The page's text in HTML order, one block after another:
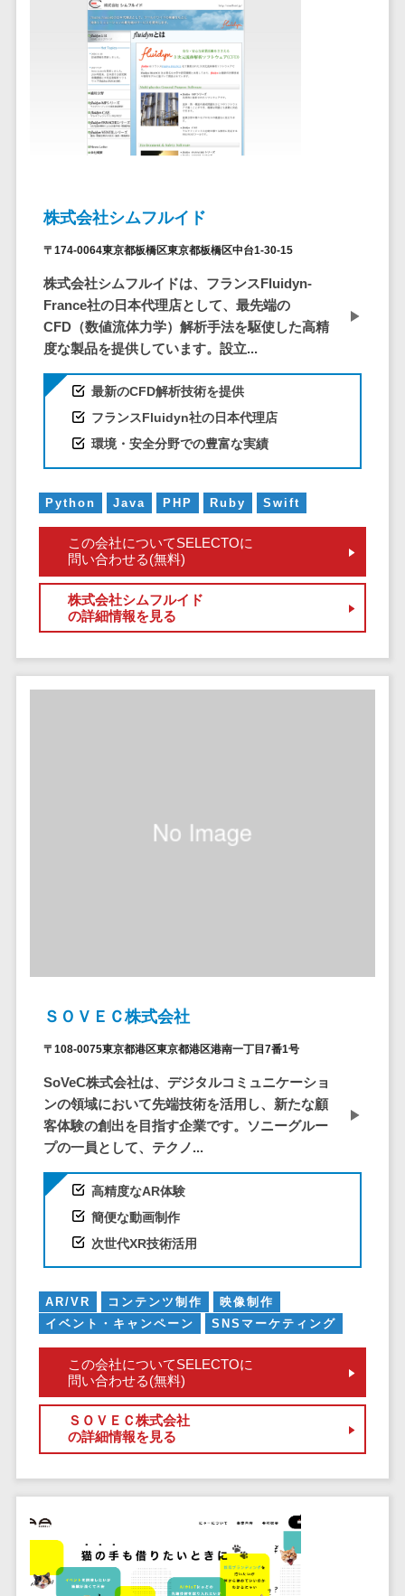
電話認証サービス>
UTM> 不正検知サービス>
業務全般
業務標準化ツール>
FAX配信システム>
BPMツール>
ChatGPTサービス>
ワークフローシステム>
マニュアル作成ツール>
物品管理システム>
帳票作成サービス>
物流・流通向け
車両管理システム>
商圏分析ツール>
配送管理システム>
バース予約システム>
運送業務支援システム>
ス>
健康診断システム>
診療予約システム>
歯科向け電子カルテ>
歯科予約システム>
リハビリ管理システム>
医薬品在庫管理システム>
電子薬歴システム>
不動産業務支援サービス>
不動産ホームページ制作>
不動産オーナーアプリ>
入居者管理アプリ>
用地管理システム>
図面検索システム>
施工管理アプリ>
問い合わせ管
理システム
遠隔サポート
ツール
コールセンタ
ー代行サービス
通話録音・解
ト
ション
オンラインス
トレージ（ファ
イル共有）
ファイル転送
テム
会議効率化ツ
ール
ナレッジ共有
バーチャルオ
デジタルサイ
社内SNS
ービス
ービス
データセンタ
クラウド基盤
クローニング
ツール
データセンタ
ー監視自動化
クアップ
デスクトップ
仮想化
IoT空調制御
ォーム
IT資産管理ツー
ル
ル
モバイルデバ
ットワーク監視
設備監視シス
株式会社シムフルイド
〒174-0064東京都板橋区東京都板橋区中台1-30-15
株式会社シムフルイドは、フランスFluidyn-
France社の日本代理店として、最先端の
CFD（数値流体力学）解析手法を駆使した高精
度な製品を提供しています。設立...
最新のCFD解析技術を提供
フランスFluidyn社の日本代理店
環境・安全分野での豊富な実績
Python Java PHP Ruby Swift
この会社についてSELECTOに
問い合わせる(無料)
株式会社シムフルイド
の詳細情報を見る
ＳＯＶＥＣ株式会社
〒108-0075東京都港区東京都港区港南一丁目7番1号
SoVeC株式会社は、デジタルコミュニケーショ
ンの領域において先端技術を活用し、新たな顧
客体験の創出を目指す企業です。ソニーグルー
プの一員として、テクノ...
高精度なAR体験
簡便な動画制作
次世代XR技術活用
AR/VR コンテンツ制作
映像制作
イベント・キャンペーン
SNSマーケティング
この会社についてSELECTOに
問い合わせる(無料)
ＳＯＶＥＣ株式会社
の詳細情報を見る